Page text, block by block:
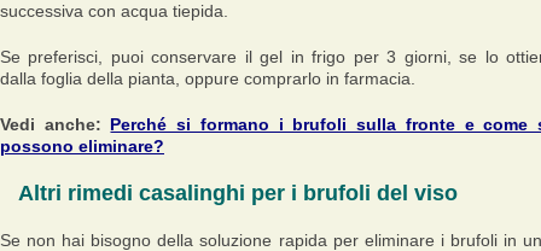
successiva con acqua tiepida.
Se preferisci, puoi conservare il gel in frigo per 3 giorni, se lo
dalla foglia della pianta, oppure comprarlo in farmacia.
Vedi anche: Perché si formano i brufoli sulla fronte e come
possono eliminare?
Altri rimedi casalinghi per i brufoli del viso
Se non hai bisogno della soluzione rapida per eliminare i brufoli in